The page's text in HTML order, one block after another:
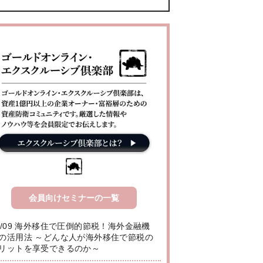
会員向けセミナーの一覧
09 海外移住で圧倒的節税！海外金融機
活用法 ～どんな人が海外移住で節税の
ットを享受できるのか～